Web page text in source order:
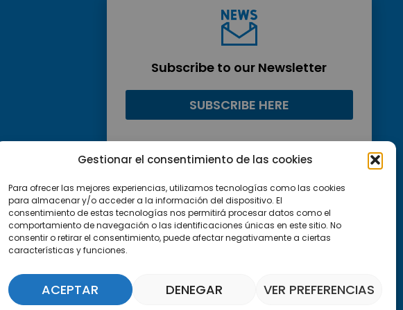
Gestionar el consentimiento de las cookies
Para ofrecer las mejores experiencias, utilizamos tecnologías como las cookies
para almacenar y/o acceder a la información del dispositivo. El
consentimiento de estas tecnologías nos permitirá procesar datos como el
comportamiento de navegación o las identificaciones únicas en este sitio. No
consentir o retirar el consentimiento, puede afectar negativamente a ciertas
características y funciones.
ACEPTAR DENEGAR VER PREFERENCIAS
Subscribe to our Newsletter
SUBSCRIBE HERE